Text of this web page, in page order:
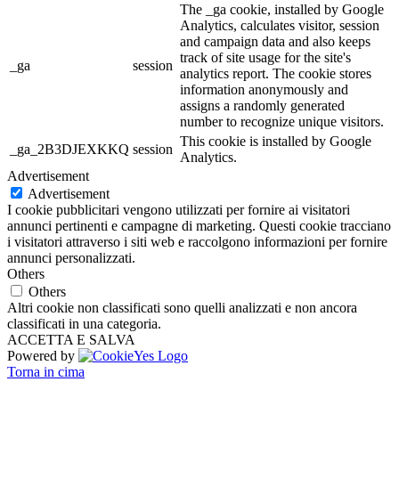
_ga session
The _ga cookie, installed by Google
Analytics, calculates visitor, session
and campaign data and also keeps
track of site usage for the site's
analytics report. The cookie stores
information anonymously and
assigns a randomly generated
number to recognize unique visitors.
_ga_2B3DJEXKKQ session
This cookie is installed by Google
Analytics.
Advertisement
Advertisement
I cookie pubblicitari vengono utilizzati per fornire ai visitatori
annunci pertinenti e campagne di marketing. Questi cookie tracciano
i visitatori attraverso i siti web e raccolgono informazioni per fornire
annunci personalizzati.
Others
Others
Altri cookie non classificati sono quelli analizzati e non ancora
classificati in una categoria.
ACCETTA E SALVA
Powered by
Torna in cima